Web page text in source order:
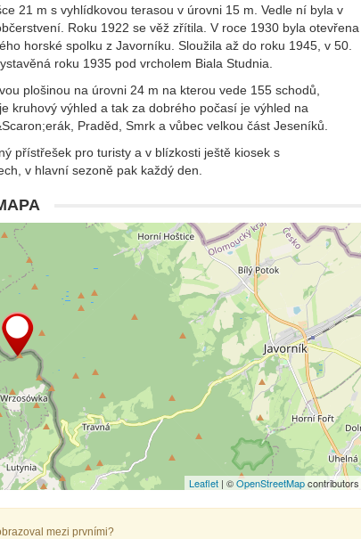
21 m s vyhlídkovou terasou v úrovni 15 m. Vedle ní byla v
Roku 1922 se věž zřítila. V roce 1930 byla otevřena
horské spolku z Javorníku. Sloužila až do roku 1945, v 50.
roku 1935 pod vrcholem Biala Studnia.
plošinou na úrovni 24 m na kterou vede 155 schodů,
kruhový výhled a tak za dobrého počasí je výhled na
Praděd, Smrk a vůbec velkou část Jeseníků.
přístřešek pro turisty a v blízkosti ještě kiosek s
v hlavní sezoně pak každý den.
Leaflet| ©OpenStreetMapcontributors
mezi prvními?